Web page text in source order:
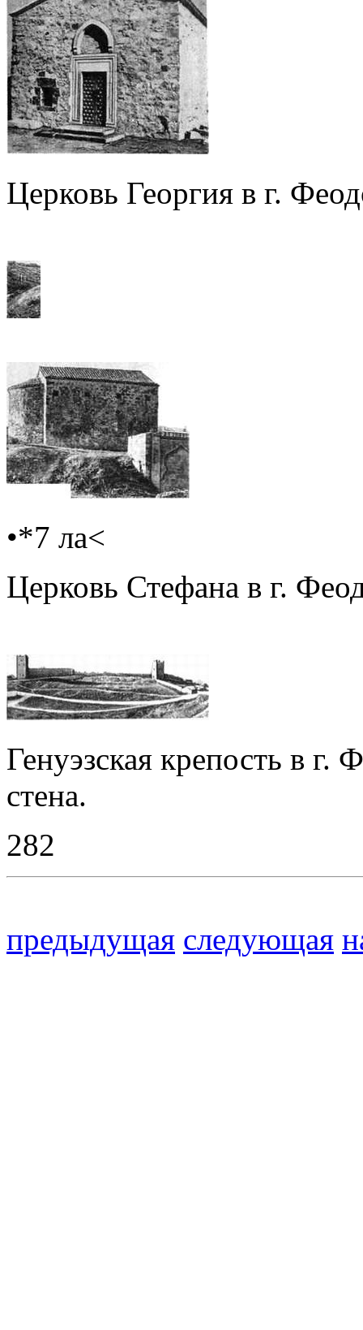
Церковь Георгия в г.
•*7 ла<
Церковь Стефана в г.
Генуэзская крепость в
стена.
282
предыдущая следующая